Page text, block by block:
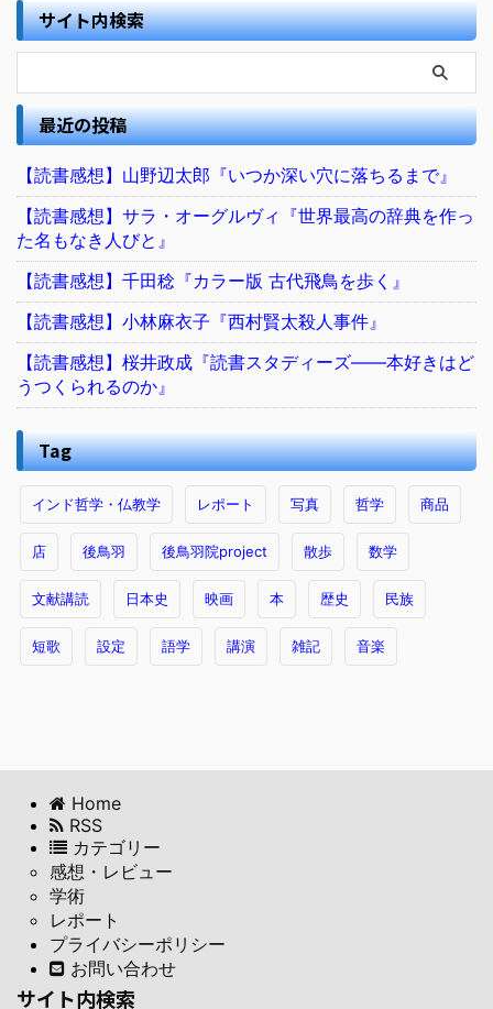
サイト内検索
最近の投稿
【読書感想】山野辺太郎『いつか深い穴に落ちるまで』
【読書感想】サラ・オーグルヴィ『世界最高の辞典を作っ
た名もなき人びと』
【読書感想】千田稔『カラー版 古代飛鳥を歩く』
【読書感想】小林麻衣子『西村賢太殺人事件』
【読書感想】桜井政成『読書スタディーズ――本好きはど
うつくられるのか』
Tag
インド哲学・仏教学 レポート 写真 哲学 商品
店 後鳥羽 後鳥羽院project 散歩 数学
文献講読 日本史 映画 本 歴史 民族
短歌 設定 語学 講演 雑記 音楽
Home
RSS
カテゴリー
感想・レビュー
学術
レポート
プライバシーポリシー
お問い合わせ
サイト内検索